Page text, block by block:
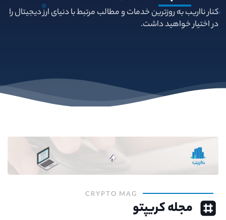
کنار نااریب به روزترین خدمات و مطالب مرتبط با دنیای ارز دیجیتال را
در اختیار خواهید داشت.
CRYPTO MAG
مجله کریپتو